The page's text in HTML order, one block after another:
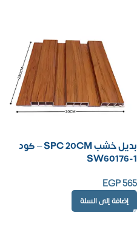
بديل خشب SPC 20CM – كود
SW60176-1
EGP565
إضافة إلى السلة